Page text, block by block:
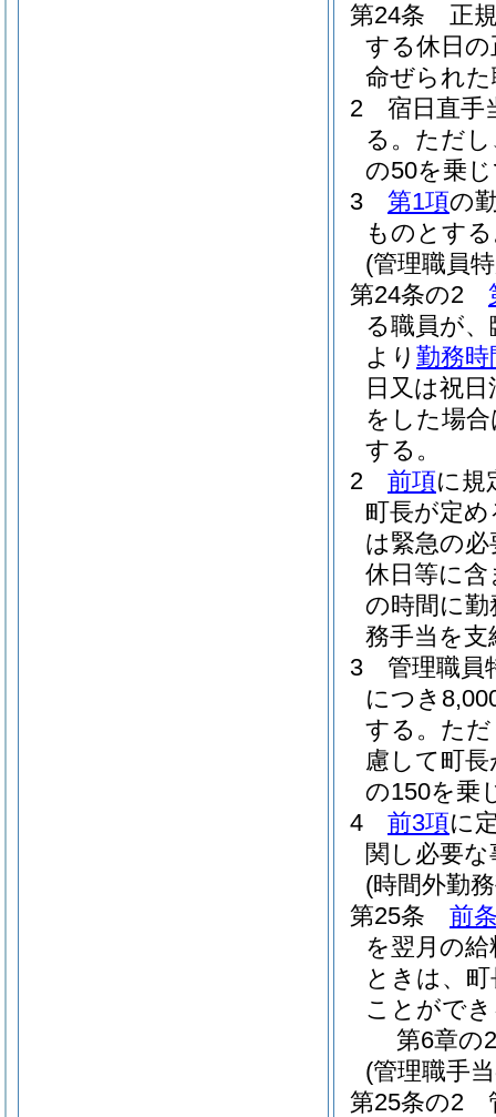
第24条
正
する休日
命ぜられ
2
宿日直手
る。 ただ
の50を乗
3
第1項の
ものとす
(管理職員
第24条の2
る職員が
より 勤務時
日又は祝
をした場
する。
2
前項に規
町長が定
は緊急の
休日等に
の時間に
務手当を支
3
管理職員
につき
する。 た
慮して町
の150を乗
4
前3項に
関し必要
(時間外勤
第25条
前
を翌月の
ときは、
ことがで
第6章の2
(管理職手
第25条の2